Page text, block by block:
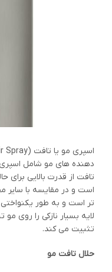
دهنده های مو شامل
تافت از قدرت بالایی برای
است و در مقایسه با سایر
تر است و به طور
لایه بسیار نازکی را روی
تثبیت می کند.
حلال تافت مو